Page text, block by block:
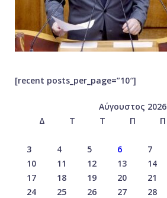
[recent posts_per_page=”10″]
Αύγουστος 2026
Δ
Τ Τ Π Π
3
4 5 6 7
10
11 12 13 14
17
18 19 20 21
24
25 26 27 28